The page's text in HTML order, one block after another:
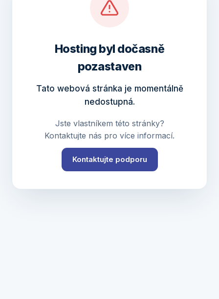
Hosting byl dočasně
pozastaven
Tato webová stránka je momentálně
nedostupná.
Jste vlastníkem této stránky?
Kontaktujte nás pro více informací.
Kontaktujte podporu